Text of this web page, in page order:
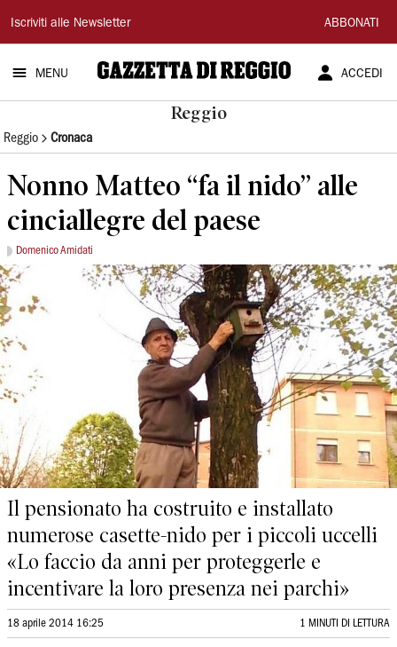
Gazzetta
di
Reggio
Iscriviti alle Newsletter ABBONATI
MENU ACCEDI
Reggio
Reggio Cronaca
Nonno Matteo “fa il nido” alle
cinciallegre del paese
Domenico Amidati
Il pensionato ha costruito e installato
numerose casette-nido per i piccoli uccelli
«Lo faccio da anni per proteggerle e
incentivare la loro presenza nei parchi»
18 aprile 2014 16:25 1 MINUTI DI LETTURA